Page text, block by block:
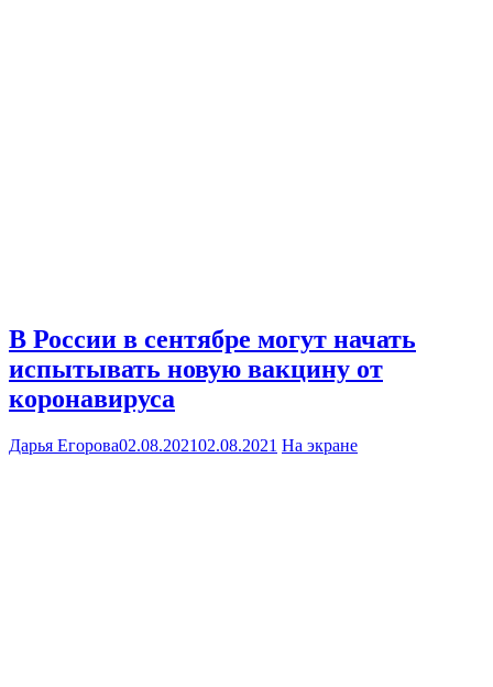
В России в сентябре могут начать
испытывать новую вакцину от
коронавируса
Дарья Егорова02.08.202102.08.2021 На экране